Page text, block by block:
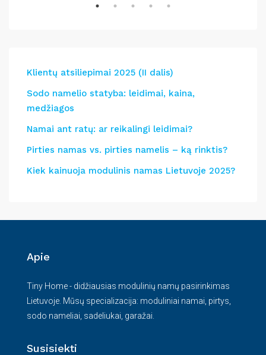
Klientų atsiliepimai 2025 (II dalis)
Sodo namelio statyba: leidimai, kaina,
medžiagos
Namai ant ratų: ar reikalingi leidimai?
Pirties namas vs. pirties namelis – ką rinktis?
Kiek kainuoja modulinis namas Lietuvoje 2025?
Apie
Tiny Home - didžiausias modulinių namų pasirinkimas
Lietuvoje. Mūsų specializacija: moduliniai namai, pirtys,
sodo nameliai, sadeliukai, garažai.
Susisiekti